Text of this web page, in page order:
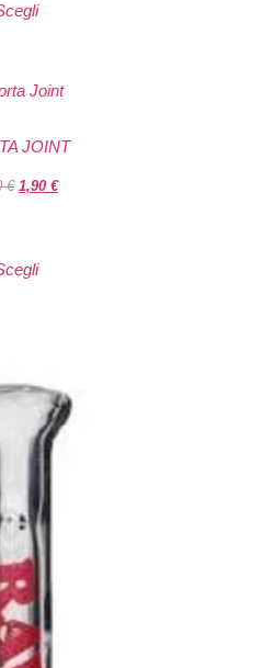
JOINT
€ 1,90 €